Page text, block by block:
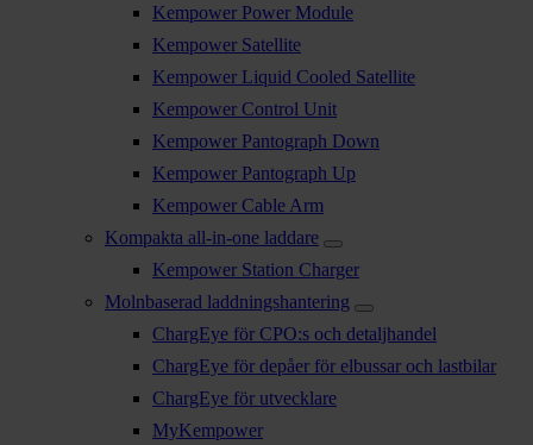
Kempower Power Module
Kempower Satellite
Kempower Liquid Cooled Satellite
Kempower Control Unit
Kempower Pantograph Down
Kempower Pantograph Up
Kempower Cable Arm
Kompakta all-in-one laddare
Kempower Station Charger
Molnbaserad laddningshantering
ChargEye för CPO:s och detaljhandel
ChargEye för depåer för elbussar och lastbilar
ChargEye för utvecklare
MyKempower